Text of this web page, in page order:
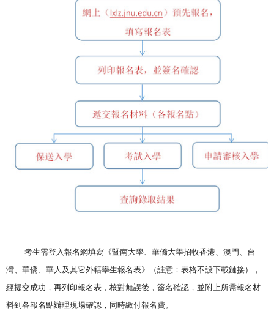
考生需登入報名網填寫《暨南大學、華僑大學招收香港、澳門、台
灣、華僑、華人及其它外籍學生報名表》（註意：表格不設下載鏈接），
經提交成功，再列印報名表，核對無誤後，簽名確認，並附上所需報名材
料到各報名點辦理現場確認，同時繳付報名費。